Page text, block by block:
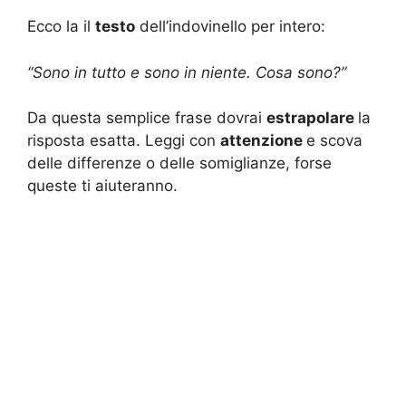
Ecco la il testo dell’indovinello per intero:
“Sono in tutto e sono in niente. Cosa sono?”
Da questa semplice frase dovrai estrapolare la
risposta esatta. Leggi con attenzione e scova
delle differenze o delle somiglianze, forse
queste ti aiuteranno.